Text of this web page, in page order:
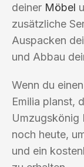
deiner Möbel
zusätzliche
Auspacken
und Abbau
Wenn du
Emilia planst,
Umzugskönig
noch heute,
und ein